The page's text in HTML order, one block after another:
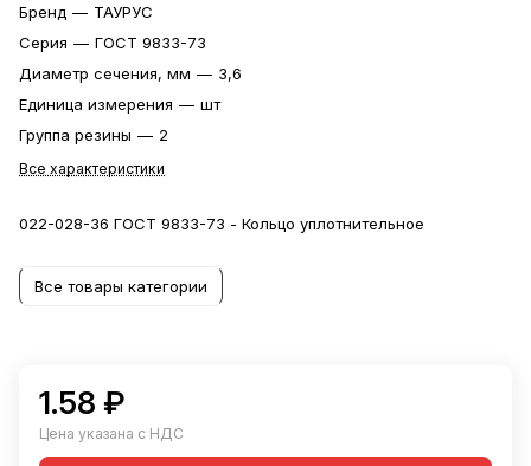
Бренд — ТАУРУС
Серия — ГОСТ 9833-73
Диаметр сечения, мм — 3,6
Единица измерения — шт
Группа резины — 2
Все характеристики
022-028-36 ГОСТ 9833-73 - Кольцо уплотнительное
Все товары категории
1.58 ₽
Цена указана с НДС